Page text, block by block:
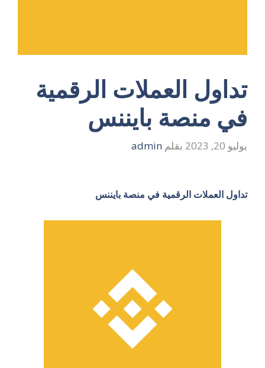
تداول العملات الرقمية
في منصة بايننس
يوليو 20, 2023 بقلم admin
تداول العملات الرقمية في منصة بايننس